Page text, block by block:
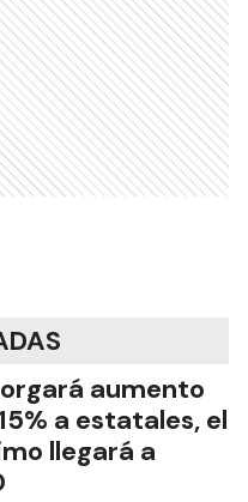
aumento
a estatales, el
llegará a